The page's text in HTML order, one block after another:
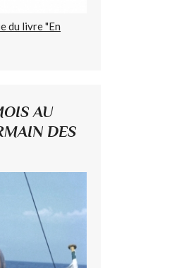
du livre "En
AU
DES